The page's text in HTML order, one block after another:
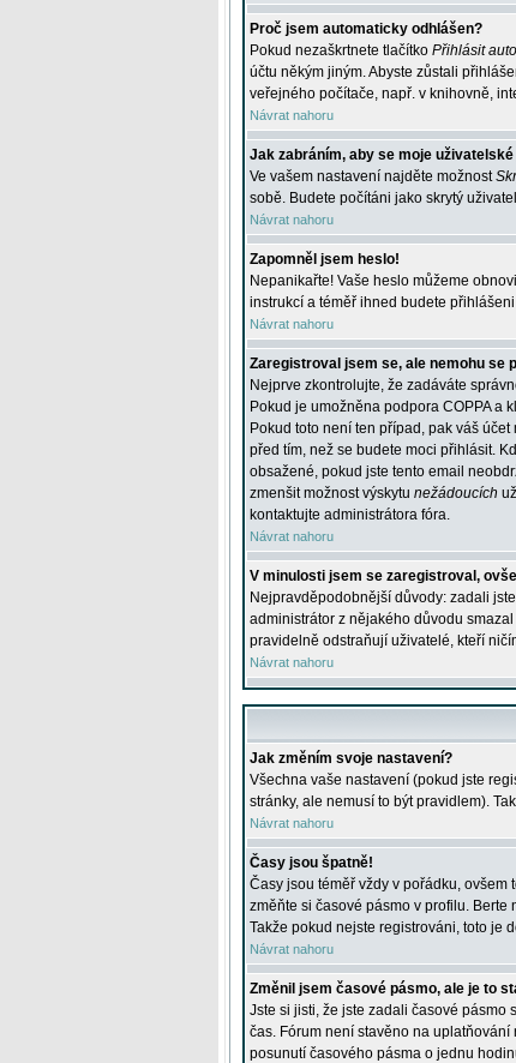
Proč jsem automaticky odhlášen?
Pokud nezaškrtnete tlačítko Přihlásit
účtu někým jiným. Abyste zůstali
veřejného počítače, např. v knihovně,
Návrat nahoru
Jak zabráním, aby se moje
Ve vašem nastavení najděte možnost
sobě. Budete počítáni jako skrytý
Návrat nahoru
Zapomněl jsem heslo!
Nepanikařte! Vaše heslo můžeme
instrukcí a téměř ihned budete přihlášeni
Návrat nahoru
Zaregistroval jsem se, ale nemohu se
Nejprve zkontrolujte, že zadáváte
Pokud je umožněna podpora COPPA a
Pokud toto není ten případ, pak váš
před tím, než se budete moci přihlásit.
obsažené, pokud jste tento email
zmenšit možnost výskytu nežádoucích
kontaktujte administrátora fóra.
Návrat nahoru
V minulosti jsem se zaregistroval,
Nejpravděpodobnější důvody: zadali
administrátor z nějakého důvodu
pravidelně odstraňují uživatelé, kteří
Návrat nahoru
Jak změním svoje nastavení?
Všechna vaše nastavení (pokud jste
stránky, ale nemusí to být pravidlem).
Návrat nahoru
Časy jsou špatně!
Časy jsou téměř vždy v pořádku, ovšem
změňte si časové pásmo v profilu.
Takže pokud nejste registrováni, toto je
Návrat nahoru
Změnil jsem časové pásmo, ale je to
Jste si jisti, že jste zadali časové
čas. Fórum není stavěno na
posunutí časového pásma o jednu